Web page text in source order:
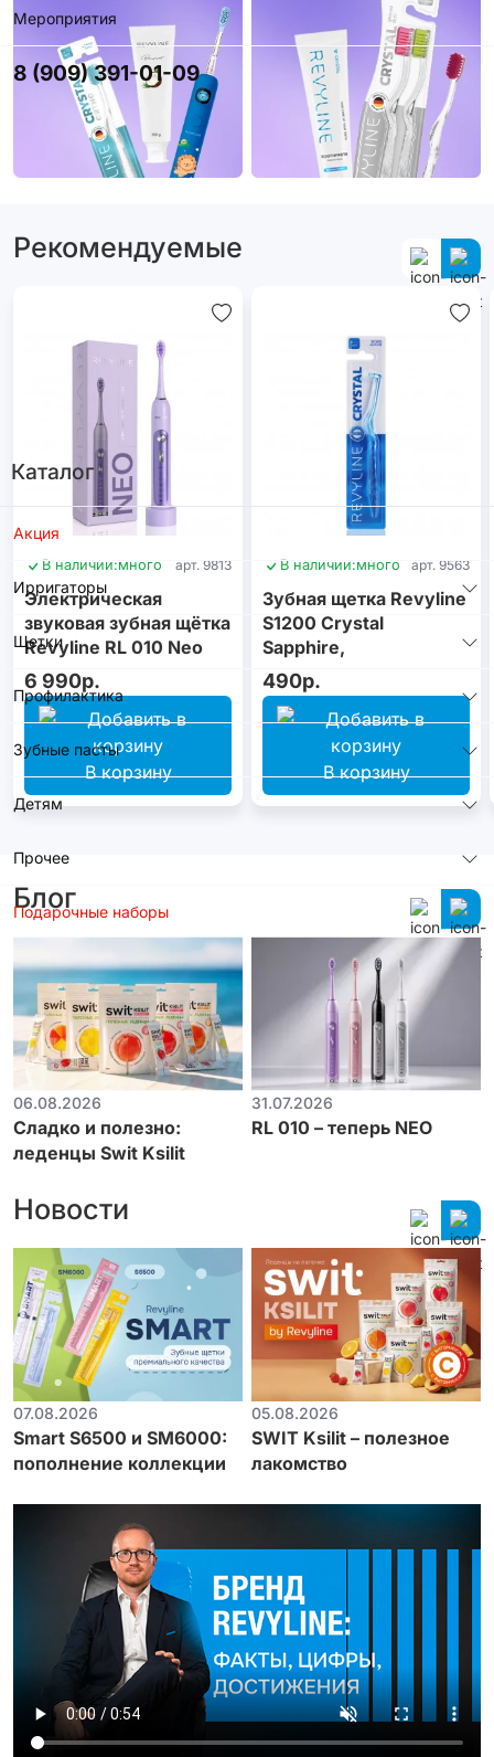
Мероприятия
8 (909) 391-01-09
Каталог
Акция
Ирригаторы
Щетки
Профилактика
Зубные пасты
Детям
Прочее
Подарочные наборы
Рекомендуемые
В наличии:много арт. 9813
Электрическая
звуковая зубная щётка
Revyline RL 010 Neo
Violet
6 990р.
В корзину
В наличии:много арт. 9563
Зубная щетка Revyline
S1200 Crystal
Sapphire,
монопучковая
490р.
В корзину
Блог
06.08.2026
Сладко и полезно:
леденцы Swit Ksilit
31.07.2026
RL 010 – теперь NEO
Новости
07.08.2026
Smart S6500 и SM6000:
пополнение коллекции
05.08.2026
SWIT Ksilit – полезное
лакомство